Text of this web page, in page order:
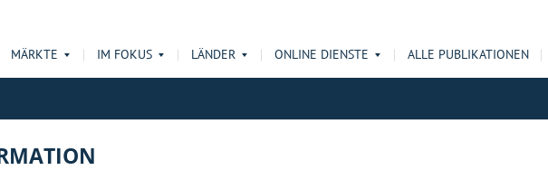
MÄRKTE IM FOKUS LÄNDER ONLINE DIENSTE ALLE PUBLIKATIONEN